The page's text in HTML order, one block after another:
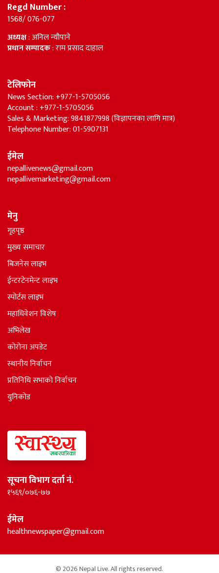
Regd Number :
1568/ 076-077
अध्यक्ष: अनिल न्यौपाने
प्रधान सम्पादक: राम प्रसाद दाहाल
टेलिफोन
News Section: +977-1-5705056
Account : +977-1-5705056
Sales & Marketing: 9841877998 (विज्ञापनका लागि मात्र)
Telephone Number: 01-5907131
ईमेल
nepallivenews@gmail.com
nepallivemarketing@gmail.com
मेनु
गृहपृष्ठ
मुख्य समाचार
बिजनेस लाइभ
ईन्टरटेनमेन्ट लाइभ
स्पोर्टस लाइभ
महाधिवेशन विशेष
अभिलेख
कोरोना अपडेट
स्थानीय निर्वाचन
प्रतिनिधि सभाकाे निर्वाचन
युनिकोड
सूचना विभाग दर्ता नं.
१५६९/०७६-७७
ईमेल
healthnewspaper@gmail.com
© 2026 Nepal Live. All rights reserved.